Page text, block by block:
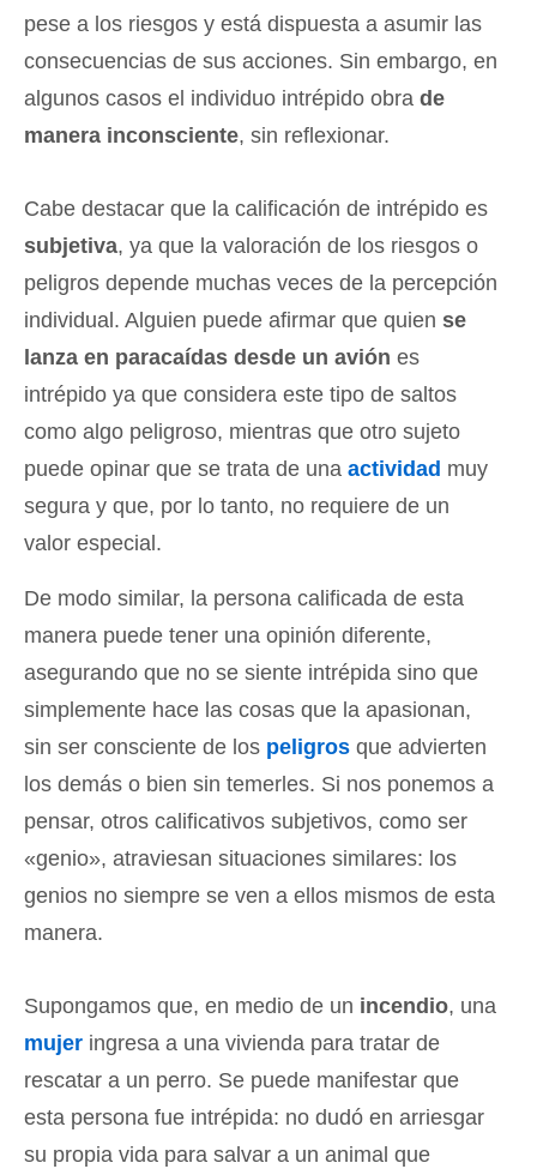
pese a los riesgos y está dispuesta a asumir las
consecuencias de sus acciones. Sin embargo, en
algunos casos el individuo intrépido obra de
manera inconsciente, sin reflexionar.
Cabe destacar que la calificación de intrépido es
subjetiva, ya que la valoración de los riesgos o
peligros depende muchas veces de la percepción
individual. Alguien puede afirmar que quien se
lanza en paracaídas desde un avión es
intrépido ya que considera este tipo de saltos
como algo peligroso, mientras que otro sujeto
puede opinar que se trata de una actividad muy
segura y que, por lo tanto, no requiere de un
valor especial.
De modo similar, la persona calificada de esta
manera puede tener una opinión diferente,
asegurando que no se siente intrépida sino que
simplemente hace las cosas que la apasionan,
sin ser consciente de los peligros que advierten
los demás o bien sin temerles. Si nos ponemos a
pensar, otros calificativos subjetivos, como ser
«genio», atraviesan situaciones similares: los
genios no siempre se ven a ellos mismos de esta
manera.
Supongamos que, en medio de un incendio, una
mujer ingresa a una vivienda para tratar de
rescatar a un perro. Se puede manifestar que
esta persona fue intrépida: no dudó en arriesgar
su propia vida para salvar a un animal que